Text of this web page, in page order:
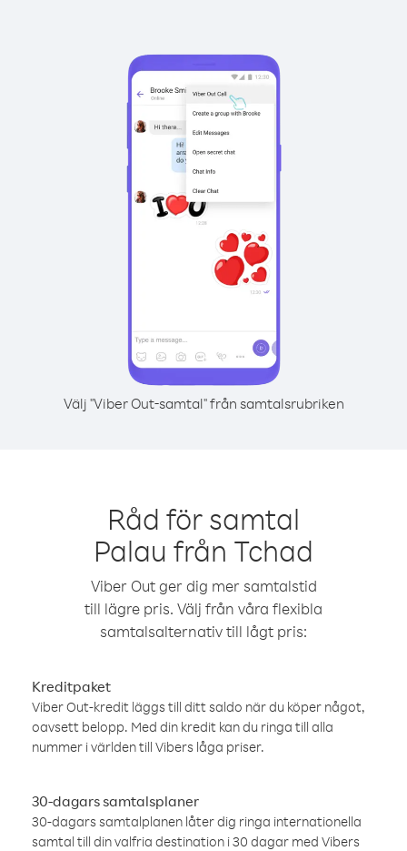
Välj "Viber Out-samtal" från samtalsrubriken
Råd för samtal
Palau från Tchad
Viber Out ger dig mer samtalstid
till lägre pris. Välj från våra flexibla
samtalsalternativ till lågt pris:
Kreditpaket
Viber Out-kredit läggs till ditt saldo när du köper något,
oavsett belopp. Med din kredit kan du ringa till alla
nummer i världen till Vibers låga priser.
30-dagars samtalsplaner
30-dagars samtalplanen låter dig ringa internationella
samtal till din valfria destination i 30 dagar med Vibers